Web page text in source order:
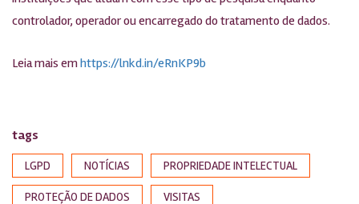
controlador, operador ou encarregado do tratamento de dados.
Leia mais emhttps://lnkd.in/eRnKP9b
tags
LGPD NOTÍCIAS PROPRIEDADE INTELECTUAL
PROTEÇÃO DE DADOS VISITAS